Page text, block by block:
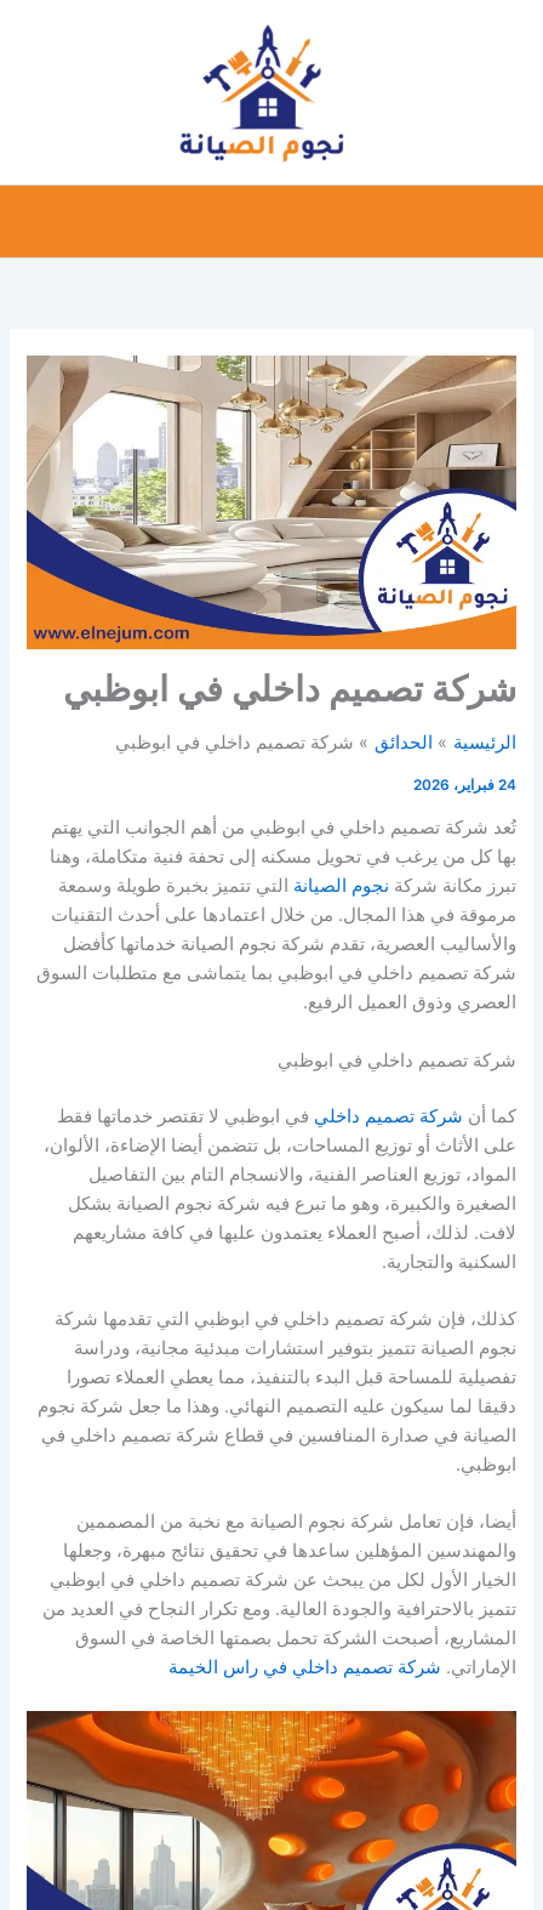
شركة تصميم داخلي في ابوظبي
الرئيسية الحدائق شركة تصميم داخلي في ابوظبي
24 فبراير، 2026
تُعد شركة تصميم داخلي في ابوظبي من أهم الجوانب التي يهتم
بها كل من يرغب في تحويل مسكنه إلى تحفة فنية متكاملة، وهنا
تبرز مكانة شركة نجوم الصيانة التي تتميز بخبرة طويلة وسمعة
مرموقة في هذا المجال. من خلال اعتمادها على أحدث التقنيات
والأساليب العصرية، تقدم شركة نجوم الصيانة خدماتها كأفضل
شركة تصميم داخلي في ابوظبي بما يتماشى مع متطلبات السوق
العصري وذوق العميل الرفيع.
شركة تصميم داخلي في ابوظبي
كما أن شركة تصميم داخلي في ابوظبي لا تقتصر خدماتها فقط
على الأثاث أو توزيع المساحات، بل تتضمن أيضا الإضاءة، الألوان،
المواد، توزيع العناصر الفنية، والانسجام التام بين التفاصيل
الصغيرة والكبيرة، وهو ما تبرع فيه شركة نجوم الصيانة بشكل
لافت. لذلك، أصبح العملاء يعتمدون عليها في كافة مشاريعهم
السكنية والتجارية.
كذلك، فإن شركة تصميم داخلي في ابوظبي التي تقدمها شركة
نجوم الصيانة تتميز بتوفير استشارات مبدئية مجانية، ودراسة
تفصيلية للمساحة قبل البدء بالتنفيذ، مما يعطي العملاء تصورا
دقيقا لما سيكون عليه التصميم النهائي. وهذا ما جعل شركة نجوم
الصيانة في صدارة المنافسين في قطاع شركة تصميم داخلي في
ابوظبي.
أيضا، فإن تعامل شركة نجوم الصيانة مع نخبة من المصممين
والمهندسين المؤهلين ساعدها في تحقيق نتائج مبهرة، وجعلها
الخيار الأول لكل من يبحث عن شركة تصميم داخلي في ابوظبي
تتميز بالاحترافية والجودة العالية. ومع تكرار النجاح في العديد من
المشاريع، أصبحت الشركة تحمل بصمتها الخاصة في السوق
الإماراتي. شركة تصميم داخلي في راس الخيمة